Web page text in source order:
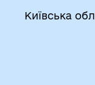
Київська